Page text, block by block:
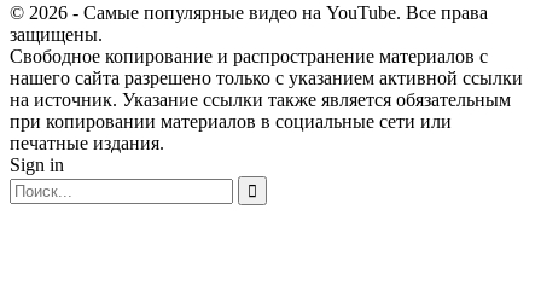
© 2026 - Самые популярные видео на YouTube. Все права
защищены.
Свободное копирование и распространение материалов с
нашего сайта разрешено только с указанием активной ссылки
на источник. Указание ссылки также является обязательным
при копировании материалов в социальные сети или
печатные издания.
Sign in